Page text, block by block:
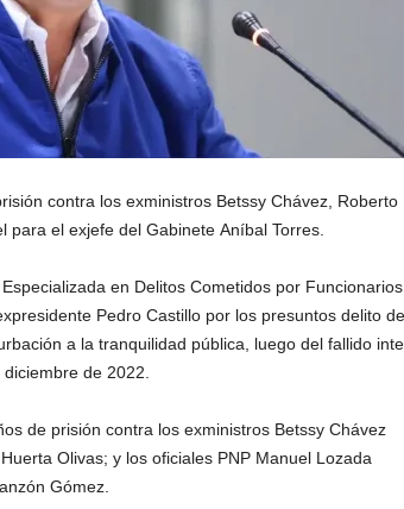
contra los exministros Betssy Chávez, Roberto
el exjefe del Gabinete Aníbal Torres.
en Delitos Cometidos por Funcionarios
Pedro Castillo por los presuntos delito de
a la tranquilidad pública, luego del fallido
de 2022.
de prisión contra los exministros Betssy Chávez
Olivas; y los oficiales PNP Manuel Lozada
Gómez.